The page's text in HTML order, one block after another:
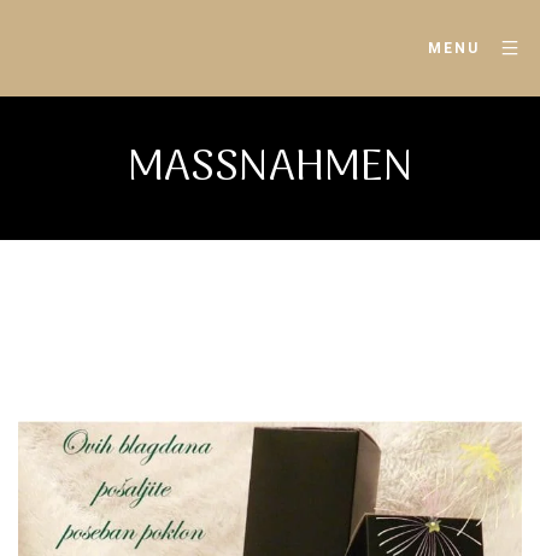
MENU
MASSNAHMEN